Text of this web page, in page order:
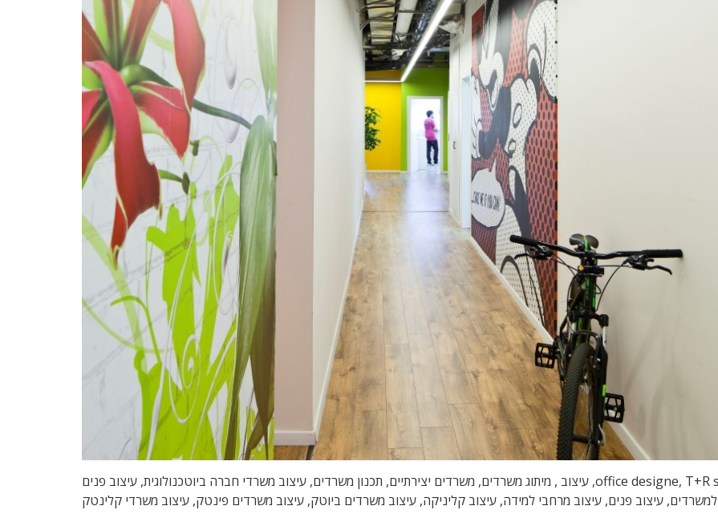
עיצוב משרדים, עיצוב משרדי הייטק, טלי ורקפת, office designe, T+R studio, עיצוב , מיתוג משרדים, משרדים יצירתיים, תכנון משרדים, עיצוב משרדי חברה ביוטכנולוגית, עיצוב פנים
למשרדים, עיצוב פנים, עיצוב מרחבי למידה, עיצוב קליניקה, עיצוב משרדים ביוטק, עיצוב משרדים פינטק, עיצוב משרדי קלינטק